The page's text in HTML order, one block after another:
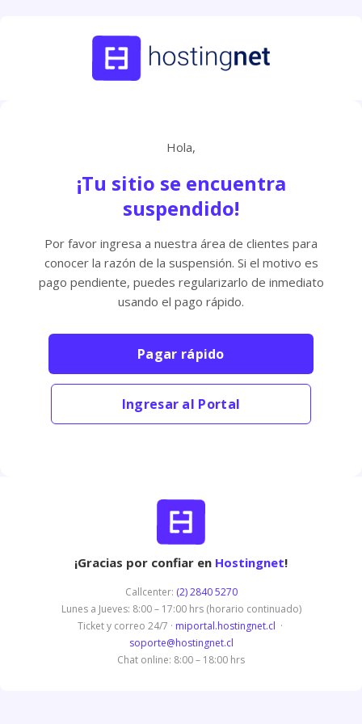
Hola,
¡Tu sitio se encuentra
suspendido!
Por favor ingresa a nuestra área de clientes para
conocer la razón de la suspensión. Si el motivo es
pago pendiente, puedes regularizarlo de inmediato
usando el pago rápido.
Pagar rápido
Ingresar al Portal
¡Gracias por confiar en Hostingnet!
Callcenter: (2) 2840 5270
Lunes a Jueves: 8:00 – 17:00 hrs (horario continuado)
Ticket y correo 24/7 · miportal.hostingnet.cl ·
soporte@hostingnet.cl
Chat online: 8:00 – 18:00 hrs